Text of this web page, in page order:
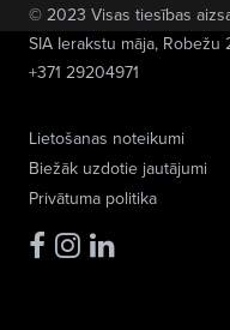
Lietošanas noteikumi
Biežāk uzdotie jautājumi
Privātuma politika
© 2023 Visas tiesības
SIA Ierakstu māja, Robežu
+371 29204971